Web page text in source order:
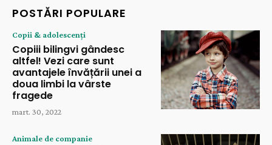
POSTĂRI POPULARE
Copii & adolescenți
Copiii bilingvi gândesc
altfel! Vezi care sunt
avantajele învățării unei a
doua limbi la vârste
fragede
mart. 30, 2022
Animale de companie